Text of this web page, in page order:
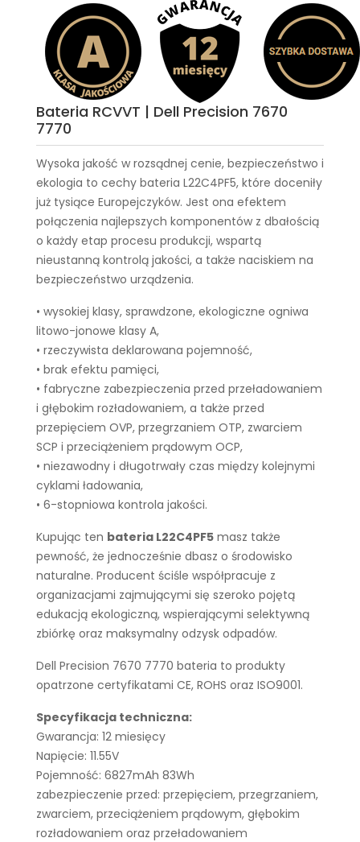
Bateria RCVVT | Dell Precision 7670
7770
Wysoka jakość w rozsądnej cenie, bezpieczeństwo i
ekologia to cechy bateria L22C4PF5, które doceniły
już tysiące Europejczyków. Jest ona efektem
połączenia najlepszych komponentów z dbałością
o każdy etap procesu produkcji, wspartą
nieustanną kontrolą jakości, a także naciskiem na
bezpieczeństwo urządzenia.
• wysokiej klasy, sprawdzone, ekologiczne ogniwa
litowo-jonowe klasy A,
• rzeczywista deklarowana pojemność,
• brak efektu pamięci,
• fabryczne zabezpieczenia przed przeładowaniem
i głębokim rozładowaniem, a także przed
przepięciem OVP, przegrzaniem OTP, zwarciem
SCP i przeciążeniem prądowym OCP,
• niezawodny i długotrwały czas między kolejnymi
cyklami ładowania,
• 6-stopniowa kontrola jakości.
Kupując ten bateria L22C4PF5 masz także
pewność, że jednocześnie dbasz o środowisko
naturalne. Producent ściśle współpracuje z
organizacjami zajmującymi się szeroko pojętą
edukacją ekologiczną, wspierającymi selektywną
zbiórkę oraz maksymalny odzysk odpadów.
Dell Precision 7670 7770 bateria to produkty
opatrzone certyfikatami CE, ROHS oraz ISO9001.
Specyfikacja techniczna:
Gwarancja: 12 miesięcy
Napięcie: 11.55V
Pojemność: 6827mAh 83Wh
zabezpieczenie przed: przepięciem, przegrzaniem,
zwarciem, przeciążeniem prądowym, głębokim
rozładowaniem oraz przeładowaniem